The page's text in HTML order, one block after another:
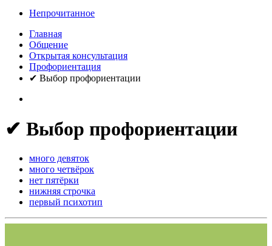
Непрочитанное
Главная
Общение
Открытая консультация
Профориентация
✔ Выбор профориентации
✔ Выбор профориентации
много девяток
много четвёрок
нет пятёрки
нижняя строчка
первый психотип